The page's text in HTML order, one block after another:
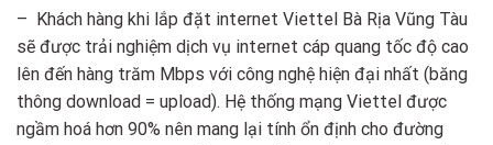
– Khách hàng khi lắp đặt internet Viettel Bà Rịa Vũng Tàu
sẽ được trải nghiệm dịch vụ internet cáp quang tốc độ cao
lên đến hàng trăm Mbps với công nghệ hiện đại nhất (băng
thông download = upload). Hệ thống mạng Viettel được
ngầm hoá hơn 90% nên mang lại tính ổn định cho đường